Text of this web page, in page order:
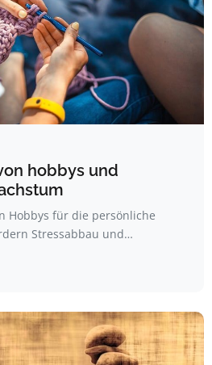
hobbys und
Hobbys für die persönliche
Stressabbau und…